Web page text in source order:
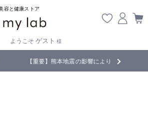
容と健康ストア
ようこそ ゲスト 様
地震の影響により遅延が生じております